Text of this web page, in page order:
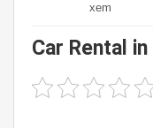
xem
Car Rental